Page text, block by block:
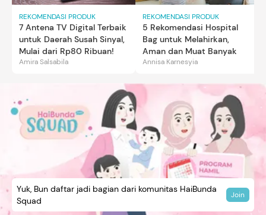
REKOMENDASI PRODUK
7 Antena TV Digital Terbaik
untuk Daerah Susah Sinyal,
Mulai dari Rp80 Ribuan!
Amira Salsabila
REKOMENDASI PRODUK
5 Rekomendasi Hospital
Bag untuk Melahirkan,
Aman dan Muat Banyak
Annisa Karnesyia
Yuk, Bun daftar jadi bagian dari komunitas HaiBunda
Squad
Join